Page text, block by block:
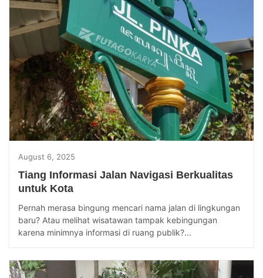
August 6, 2025
Tiang Informasi Jalan Navigasi Berkualitas
untuk Kota
Pernah merasa bingung mencari nama jalan di lingkungan
baru? Atau melihat wisatawan tampak kebingungan
karena minimnya informasi di ruang publik?...